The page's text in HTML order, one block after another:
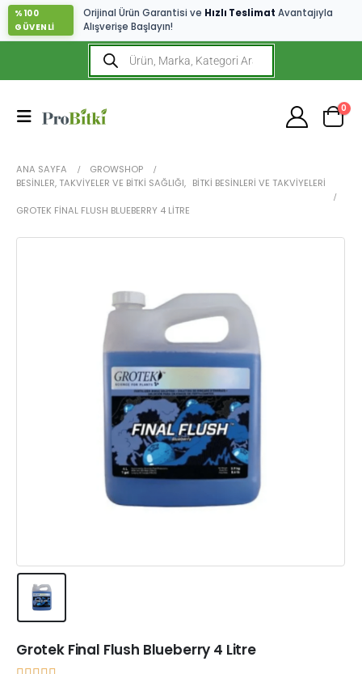
%100
GÜVENLİ
Orijinal Ürün Garantisi ve Hızlı Teslimat Avantajıyla
Alışverişe Başlayın!
0
ANA SAYFA
GROWSHOP
BESINLER, TAKVIYELER VE BITKI SAĞLIĞI, BITKI BESINLERI VE TAKVIYELERI
GROTEK FINAL FLUSH BLUEBERRY 4 LITRE
Grotek Final Flush Blueberry 4 Litre